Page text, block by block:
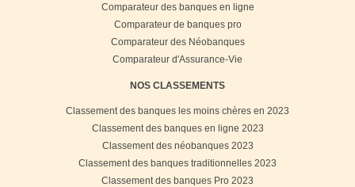
Comparateur des banques en ligne
Comparateur de banques pro
Comparateur des Néobanques
Comparateur d'Assurance-Vie
NOS CLASSEMENTS
Classement des banques les moins chères en 2023
Classement des banques en ligne 2023
Classement des néobanques 2023
Classement des banques traditionnelles 2023
Classement des banques Pro 2023